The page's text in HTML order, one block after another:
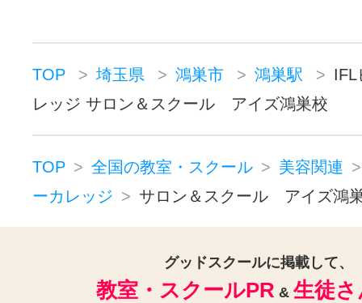
TOP 埼玉県 鴻巣市 鴻巣駅
IFL
レッジ サロン＆スクール アイズ鴻巣校
TOP 全国の教室・スクール
美容関連
ーカレッジ
サロン＆スクール アイズ鴻
グッドスクールに掲載して、
教室・スクールPR & 生徒